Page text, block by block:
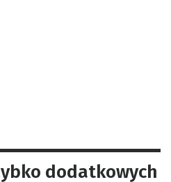
dodatkowych